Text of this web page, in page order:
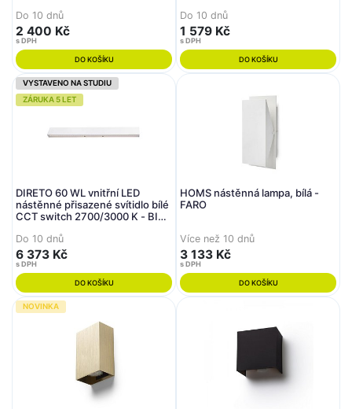
Do 10 dnů
2 400 Kč
s DPH
DO KOŠÍKU
Do 10 dnů
1 579 Kč
s DPH
DO KOŠÍKU
VYSTAVENO NA STUDIU
ZÁRUKA 5 LET
DIRETO 60 WL vnitřní LED
nástěnné přisazené svítidlo bílé
CCT switch 2700/3000 K - BIG
Do 10 dnů
6 373 Kč
s DPH
DO KOŠÍKU
HOMS nástěnná lampa, bílá -
FARO
Více než 10 dnů
3 133 Kč
s DPH
DO KOŠÍKU
NOVINKA